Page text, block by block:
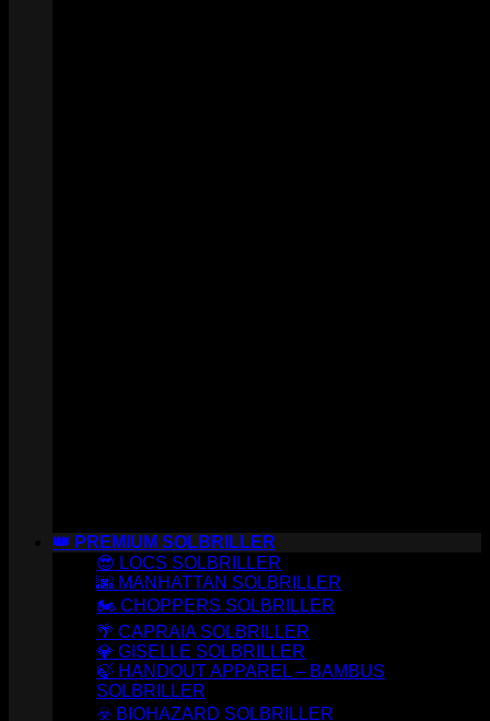
👑 PREMIUM SOLBRILLER
😎 LOCS SOLBRILLER
🌆 MANHATTAN SOLBRILLER
🏍️ CHOPPERS SOLBRILLER
🌴 CAPRAIA SOLBRILLER
💎 GISELLE SOLBRILLER
🍃 HANDOUT APPAREL – BAMBUS
SOLBRILLER
☣️ BIOHAZARD SOLBRILLER